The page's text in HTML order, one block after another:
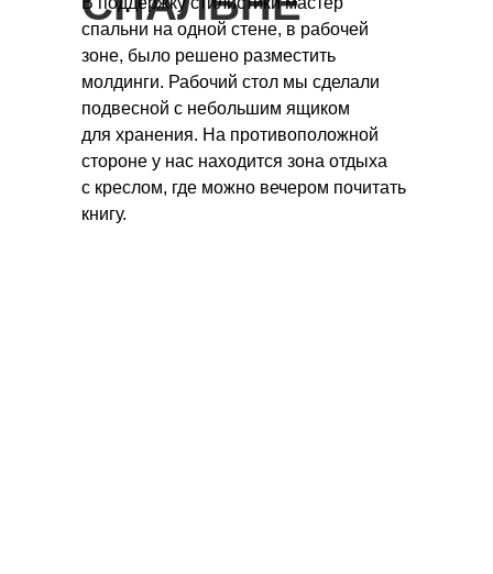
спальни на одной стене, в рабочей
зоне, было решено разместить
молдинги. Рабочий стол мы сделали
подвесной с небольшим ящиком
для хранения. На противоположной
стороне у нас находится зона отдыха
с креслом, где можно вечером почитать
книгу.